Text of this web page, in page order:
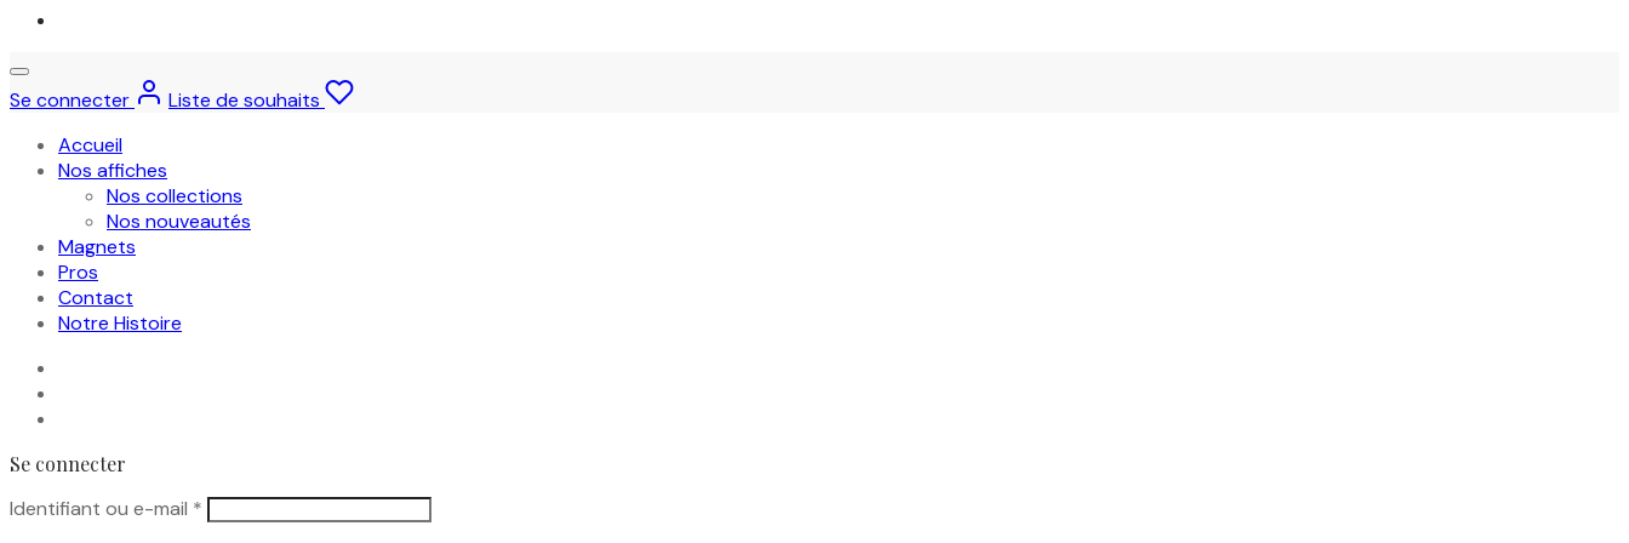
Se connecter
Liste de souhaits
Accueil
Nos affiches
Nos collections
Nos nouveautés
Magnets
Pros
Contact
Notre Histoire
Se connecter
Identifiant ou e-mail * Obligatoire